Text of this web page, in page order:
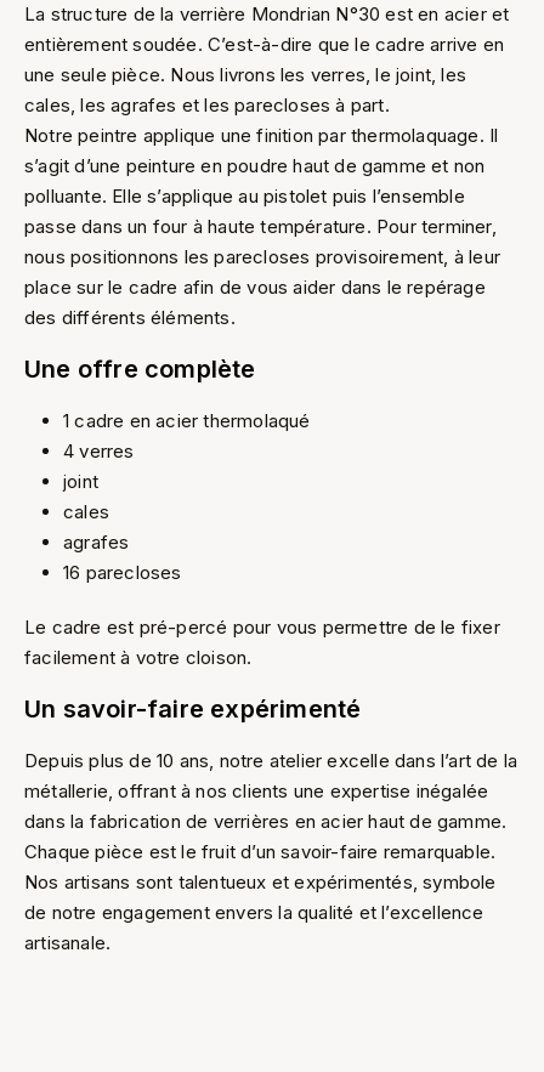
La structure de la verrière Mondrian N°30 est en acier et
entièrement soudée. C’est-à-dire que le cadre arrive en
une seule pièce. Nous livrons les verres, le joint, les
cales, les agrafes et les parecloses à part.
Notre peintre applique une finition par thermolaquage. Il
s’agit d’une peinture en poudre haut de gamme et non
polluante. Elle s’applique au pistolet puis l’ensemble
passe dans un four à haute température. Pour terminer,
nous positionnons les parecloses provisoirement, à leur
place sur le cadre afin de vous aider dans le repérage
des différents éléments.
Une offre complète
1 cadre en acier thermolaqué
4 verres
joint
cales
agrafes
16 parecloses
Le cadre est pré-percé pour vous permettre de le fixer
facilement à votre cloison.
Un savoir-faire expérimenté
Depuis plus de 10 ans, notre atelier excelle dans l’art de la
métallerie, offrant à nos clients une expertise inégalée
dans la fabrication de verrières en acier haut de gamme.
Chaque pièce est le fruit d’un savoir-faire remarquable.
Nos artisans sont talentueux et expérimentés, symbole
de notre engagement envers la qualité et l’excellence
artisanale.